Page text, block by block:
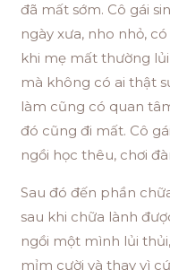
đã mất sớm. Cô gái
ngày xưa, nho nhỏ,
khi mẹ mất thường
mà không có ai thật
làm cũng có quan
đó cũng đi mất. Cô
ngồi học thêu, chơi
Sau đó đến phần
sau khi chữa lành
ngồi một mình lủi
mỉm cười và thay vì